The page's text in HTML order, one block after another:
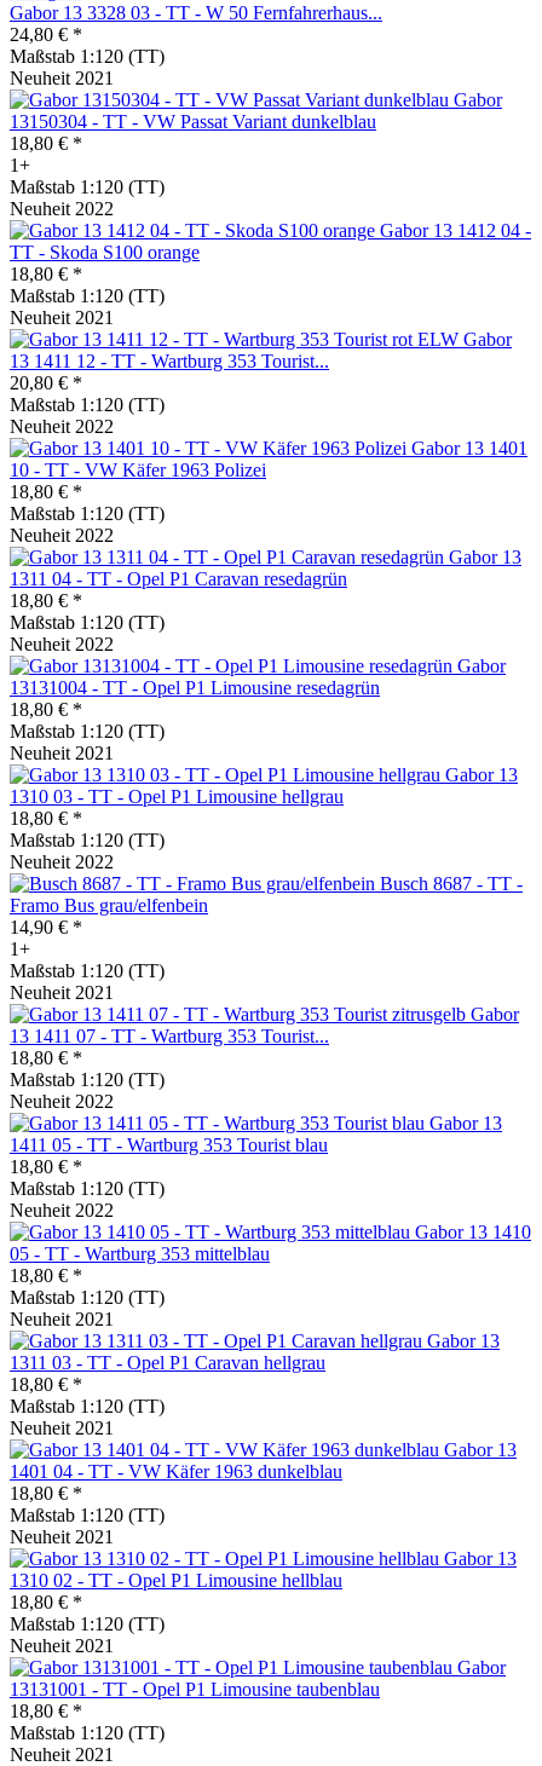
Gabor 13 3328 03 - TT - W 50 Fernfahrerhaus...
24,80 € *
Maßstab 1:120 (TT)
Neuheit 2021
Gabor
13150304 - TT - VW Passat Variant dunkelblau
18,80 € *
1+
Maßstab 1:120 (TT)
Neuheit 2022
Gabor 13 1412 04 -
TT - Skoda S100 orange
18,80 € *
Maßstab 1:120 (TT)
Neuheit 2021
Gabor
13 1411 12 - TT - Wartburg 353 Tourist...
20,80 € *
Maßstab 1:120 (TT)
Neuheit 2022
Gabor 13 1401
10 - TT - VW Käfer 1963 Polizei
18,80 € *
Maßstab 1:120 (TT)
Neuheit 2022
Gabor 13
1311 04 - TT - Opel P1 Caravan resedagrün
18,80 € *
Maßstab 1:120 (TT)
Neuheit 2022
Gabor
13131004 - TT - Opel P1 Limousine resedagrün
18,80 € *
Maßstab 1:120 (TT)
Neuheit 2021
Gabor 13
1310 03 - TT - Opel P1 Limousine hellgrau
18,80 € *
Maßstab 1:120 (TT)
Neuheit 2022
Busch 8687 - TT -
Framo Bus grau/elfenbein
14,90 € *
1+
Maßstab 1:120 (TT)
Neuheit 2021
Gabor
13 1411 07 - TT - Wartburg 353 Tourist...
18,80 € *
Maßstab 1:120 (TT)
Neuheit 2022
Gabor 13
1411 05 - TT - Wartburg 353 Tourist blau
18,80 € *
Maßstab 1:120 (TT)
Neuheit 2022
Gabor 13 1410
05 - TT - Wartburg 353 mittelblau
18,80 € *
Maßstab 1:120 (TT)
Neuheit 2021
Gabor 13
1311 03 - TT - Opel P1 Caravan hellgrau
18,80 € *
Maßstab 1:120 (TT)
Neuheit 2021
Gabor 13
1401 04 - TT - VW Käfer 1963 dunkelblau
18,80 € *
Maßstab 1:120 (TT)
Neuheit 2021
Gabor 13
1310 02 - TT - Opel P1 Limousine hellblau
18,80 € *
Maßstab 1:120 (TT)
Neuheit 2021
Gabor
13131001 - TT - Opel P1 Limousine taubenblau
18,80 € *
Maßstab 1:120 (TT)
Neuheit 2021